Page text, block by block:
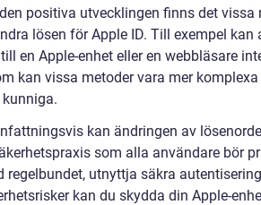
positiva utvecklingen finns det vissa
lösen för Apple ID. Till exempel kan
en Apple-enhet eller en webbläsare
kan vissa metoder vara mer
kan ändringen av
som alla användare bör
regelbundet, utnyttja säkra
kan du skydda din Apple-